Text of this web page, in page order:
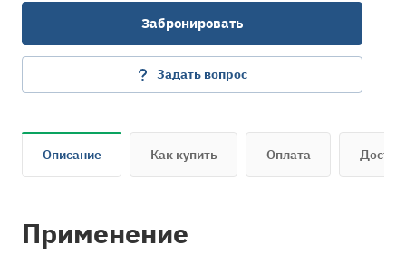
Забронировать
Задать вопрос
Описание Как купить Оплата
Применение